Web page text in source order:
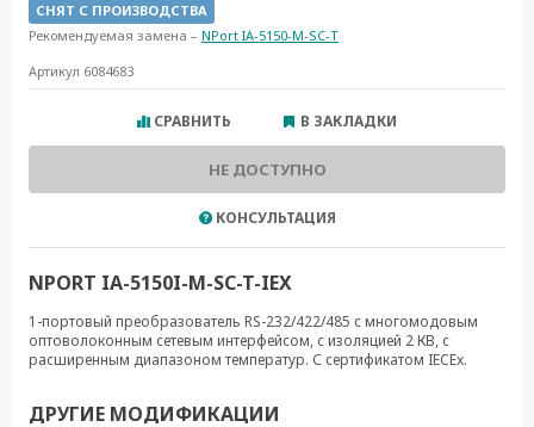
СНЯТ С ПРОИЗВОДСТВА
Рекомендуемая замена – NPort IA-5150-M-SC-T
Артикул 6084683
СРАВНИТЬ В ЗАКЛАДКИ
НЕ ДОСТУПНО
КОНСУЛЬТАЦИЯ
NPORT IA-5150I-M-SC-T-IEX
1-портовый преобразователь RS-232/422/485 с многомодовым
оптоволоконным сетевым интерфейсом, с изоляцией 2 КВ, с
расширенным диапазоном температур. С сертификатом IECEx.
ДРУГИЕ МОДИФИКАЦИИ